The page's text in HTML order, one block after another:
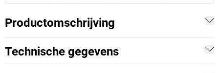
Productomschrijving
Technische gegevens